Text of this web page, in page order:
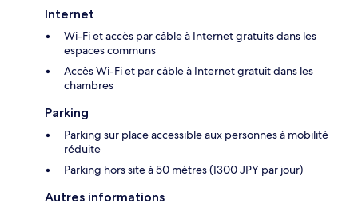
Internet
Wi-Fi et accès par câble à Internet gratuits dans les
espaces communs
Accès Wi-Fi et par câble à Internet gratuit dans les
chambres
Parking
Parking sur place accessible aux personnes à mobilité
réduite
Parking hors site à 50 mètres (1300 JPY par jour)
Autres informations